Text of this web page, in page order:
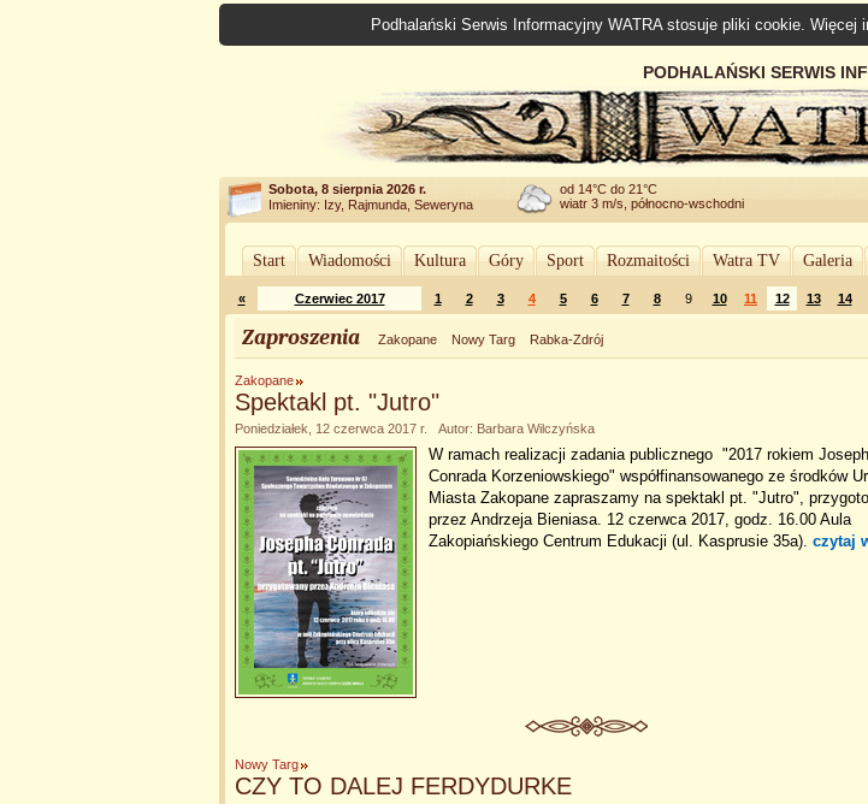
Podhalański Serwis Informacyjny WATRA stosuje pliki cookie. Więcej
PODHALAŃSKI SERWIS
Sobota, 8 sierpnia 2026 r.
Imieniny: Izy, Rajmunda, Seweryna
od 14°C do 21°C
wiatr 3 m/s, północno-wschodni
Start Wiadomości Kultura Góry Sport Rozmaitości Watra TV Galeria
« Czerwiec 2017 1 2 3 4 5 6 7 8 9 10 11 12 13 14
Zaproszenia Zakopane Nowy Targ Rabka-Zdrój
Zakopane
Spektakl pt. "Jutro"
Poniedziałek, 12 czerwca 2017 r. Autor: Barbara Wilczyńska
W ramach realizacji zadania publicznego "2017 rokiem
Conrada Korzeniowskiego" współfinansowanego ze środków
Miasta Zakopane zapraszamy na spektakl pt. "Jutro",
przez Andrzeja Bieniasa. 12 czerwca 2017, godz. 16.00 Aula
Zakopiańskiego Centrum Edukacji (ul. Kasprusie 35a). czytaj
Nowy Targ
CZY TO DALEJ FERDYDURKE